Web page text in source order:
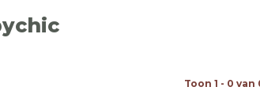
Toon 1 - 0 van